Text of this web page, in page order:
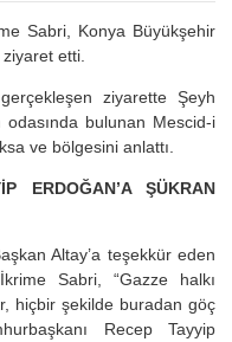
Sabri, Konya Büyükşehir
etti.
ziyarette Şeyh
odasında bulunan Mescid-i
ve bölgesini anlattı.
ERDOĞAN’A ŞÜKRAN
Altay’a teşekkür eden
Sabri, “Gazze halkı
hiçbir şekilde buradan göç
Recep Tayyip